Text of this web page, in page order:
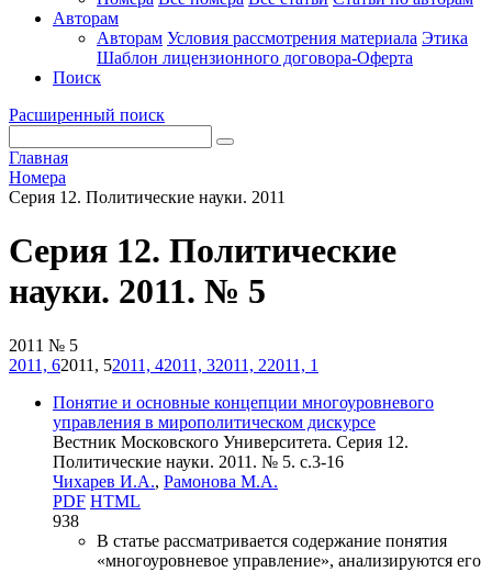
Авторам
Авторам Условия рассмотрения материала Этика
Шаблон лицензионного договора-Оферта
Поиск
Расширенный поиск
Главная
Номера
Серия 12. Политические науки. 2011
Серия 12. Политические
науки. 2011. № 5
2011 № 5
2011, 62011, 52011, 42011, 32011, 22011, 1
Понятие и основные концепции многоуровневого
управления в мирополитическом дискурсе
Вестник Московского Университета. Серия 12.
Политические науки. 2011. № 5. c.3-16
Чихарев И.А., Рамонова М.А.
PDF HTML
938
В статье рассматривается содержание понятия
«многоуровневое управление», анализируются его